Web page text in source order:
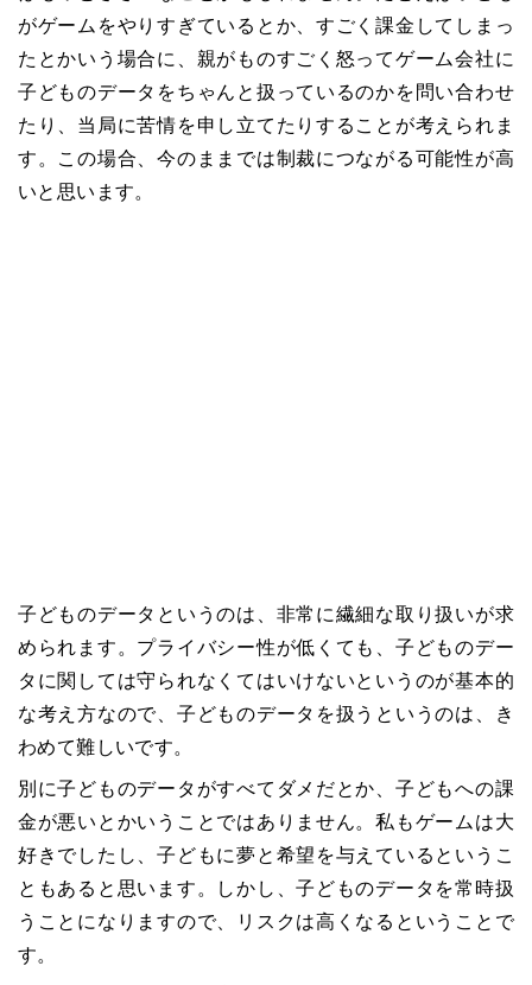
がゲームをやりすぎているとか、すごく課金してしまっ
たとかいう場合に、親がものすごく怒ってゲーム会社に
子どものデータをちゃんと扱っているのかを問い合わせ
たり、当局に苦情を申し立てたりすることが考えられま
す。この場合、今のままでは制裁につながる可能性が高
いと思います。
子どものデータというのは、非常に繊細な取り扱いが求
められます。プライバシー性が低くても、子どものデー
タに関しては守られなくてはいけないというのが基本的
な考え方なので、子どものデータを扱うというのは、き
わめて難しいです。
別に子どものデータがすべてダメだとか、子どもへの課
金が悪いとかいうことではありません。私もゲームは大
好きでしたし、子どもに夢と希望を与えているというこ
ともあると思います。しかし、子どものデータを常時扱
うことになりますので、リスクは高くなるということで
す。